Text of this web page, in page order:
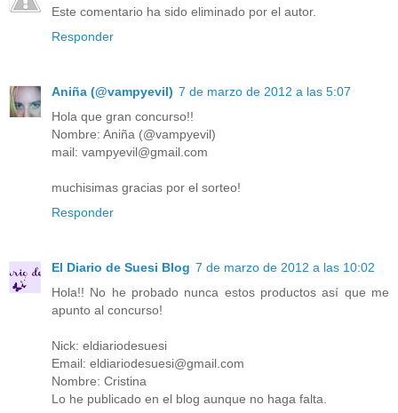
Este comentario ha sido eliminado por el autor.
Responder
Aniña (@vampyevil) 7 de marzo de 2012 a las 5:07
Hola que gran concurso!!
Nombre: Aniña (@vampyevil)
mail: vampyevil@gmail.com
muchisimas gracias por el sorteo!
Responder
El Diario de Suesi Blog 7 de marzo de 2012 a las 10:02
Hola!! No he probado nunca estos productos así que me
apunto al concurso!
Nick: eldiariodesuesi
Email: eldiariodesuesi@gmail.com
Nombre: Cristina
Lo he publicado en el blog aunque no haga falta.